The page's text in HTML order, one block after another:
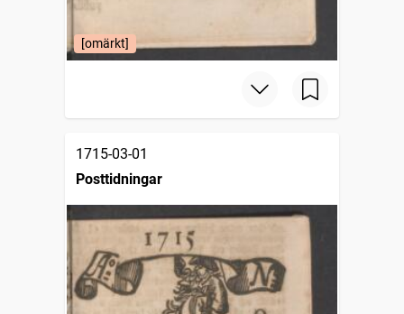
[omärkt]
1715-03-01
Posttidningar